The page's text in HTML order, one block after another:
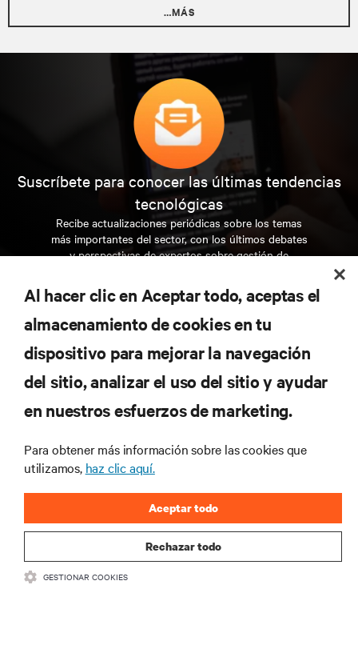
…MÁS
Suscríbete para conocer las últimas tendencias
tecnológicas
Recibe actualizaciones periódicas sobre los temas
más importantes del sector, con los últimos debates
y perspectivas de expertos sobre gestión de
REGÍSTRATE AHORA
SOPORTE
CORPORATIVO
CONECTA CON NOSOTROS
Al hacer clic en Aceptar todo, aceptas el
almacenamiento de cookies en tu
dispositivo para mejorar la navegación
del sitio, analizar el uso del sitio y ayudar
en nuestros esfuerzos de marketing.
Para obtener más información sobre las cookies que
utilizamos, haz clic aquí.
Rechazar todo
Aceptar todo
GESTIONAR COOKIES